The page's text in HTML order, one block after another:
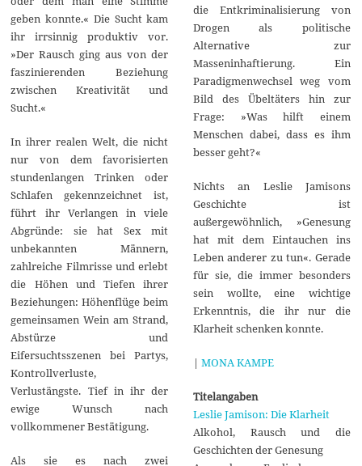
geben konnte.« Die Sucht kam
ihr irrsinnig produktiv vor.
»Der Rausch ging aus von der
faszinierenden Beziehung
zwischen Kreativität und
Sucht.«
In ihrer realen Welt, die nicht
nur von dem favorisierten
stundenlangen Trinken oder
Schlafen gekennzeichnet ist,
führt ihr Verlangen in viele
Abgründe: sie hat Sex mit
unbekannten Männern,
zahlreiche Filmrisse und erlebt
die Höhen und Tiefen ihrer
Beziehungen: Höhenflüge beim
gemeinsamen Wein am Strand,
Abstürze und
Eifersuchtsszenen bei Partys,
Kontrollverluste,
Verlustängste. Tief in ihr der
ewige Wunsch nach
vollkommener Bestätigung.
Als sie es nach zwei
die Entkriminalisierung von
Drogen als politische
Alternative zur
Masseninhaftierung. Ein
Paradigmenwechsel weg vom
Bild des Übeltäters hin zur
Frage: »Was hilft einem
Menschen dabei, dass es ihm
besser geht?«
Nichts an Leslie Jamisons
Geschichte ist
außergewöhnlich, »Genesung
hat mit dem Eintauchen ins
Leben anderer zu tun«. Gerade
für sie, die immer besonders
sein wollte, eine wichtige
Erkenntnis, die ihr nur die
Klarheit schenken konnte.
| MONA KAMPE
Titelangaben
Leslie Jamison: Die Klarheit
Alkohol, Rausch und die
Geschichten der Genesung